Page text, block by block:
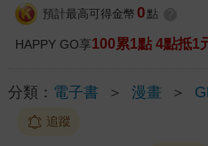
預計最高可得金幣 0 點
HAPPY GO享100累1點 4點抵1
分類： 電子書 ＞ 漫畫 ＞
追蹤